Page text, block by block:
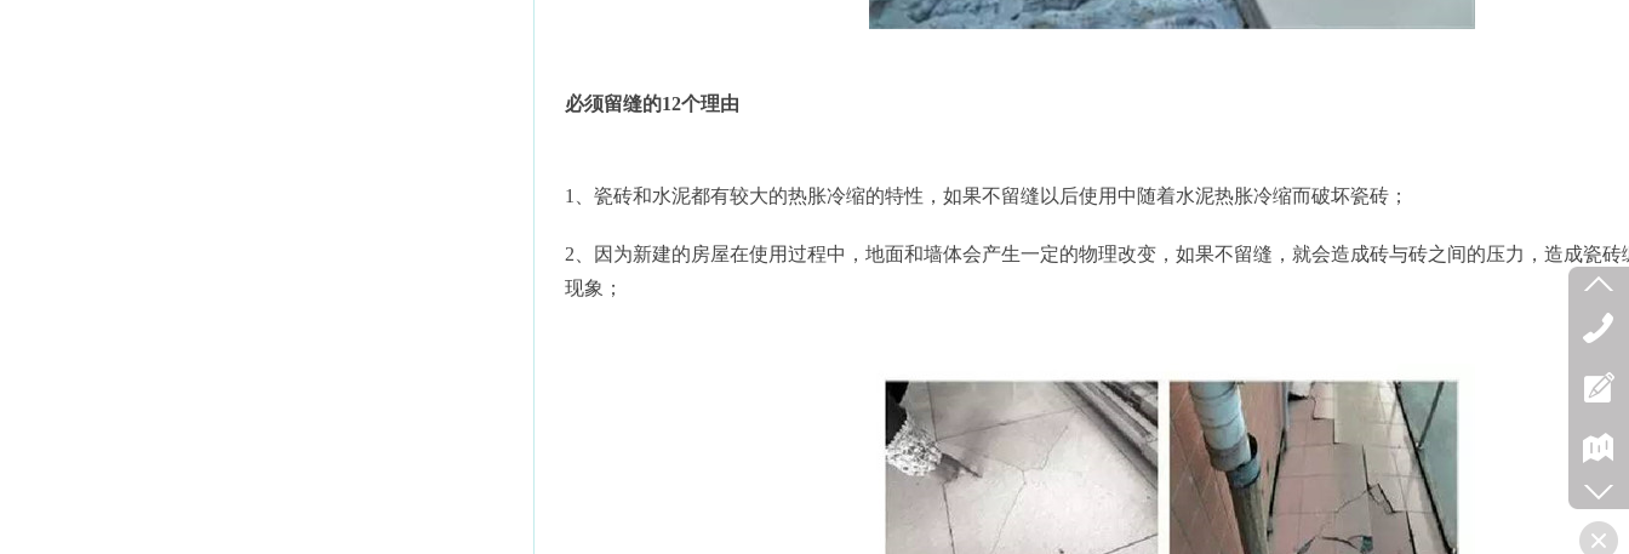
必须留缝的12个理由
1、瓷砖和水泥都有较大的热胀冷缩的特性，如果不留缝以后使用中随着水泥热胀冷缩而破坏瓷砖；
2、因为新建的房屋在使用过程中，地面和墙体会产生一定的物理改变，如果不留缝，就会造成砖与砖之间的压力，造成瓷砖
现象；